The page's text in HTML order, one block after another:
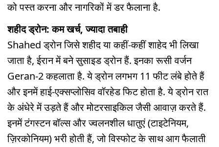
को पस्त करना और नागरिकों में डर फैलाना है.
शहीद ड्रोन: कम खर्च, ज्यादा तबाही
Shahed ड्रोन जिसे शहीद या कहीं-कहीं शाहेद भी लिखा
जाता है, ईरान में बने सुसाइड ड्रोन हैं. इनका रूसी वर्जन
Geran-2 कहलाता है. ये ड्रोन लगभग 11 फीट लंबे होते हैं
और इनमें हाई-एक्सप्लोसिव वॉरहेड फिट होता है. ये ड्रोन रात
के अंधेरे में उड़ते हैं और मोटरसाइकिल जैसी आवाज़ करते हैं.
इनमें टंगस्टन बॉल्स और ज्वलनशील धातुएं (टाइटेनियम,
ज़िरकोनियम) भरी होती हैं, जो विस्फोट के साथ आग फैलाती